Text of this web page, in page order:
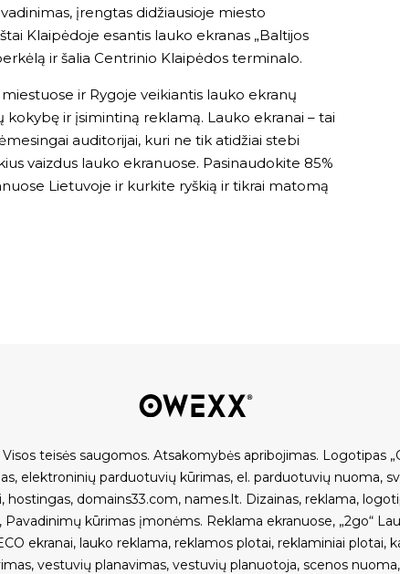
įrengtas didžiausioje miesto
Klaipėdoje esantis lauko ekranas „Baltijos
ir šalia Centrinio Klaipėdos terminalo.
ir Rygoje veikiantis lauko ekranų
kokybę ir įsimintiną reklamą. Lauko ekranai – tai
auditorijai, kuri ne tik atidžiai stebi
vaizdus lauko ekranuose. Pasinaudokite 85%
Lietuvoje ir kurkite ryškią ir tikrai matomą
Visos teisės saugomos. Atsakomybės apribojimas. Logotipas
, elektroninių parduotuvių kūrimas, el. parduotuvių nuoma,
, hostingas, domains33.com, names.lt. Dizainas, reklama,
, Pavadinimų kūrimas įmonėms. Reklama ekranuose, „2go“
ekranai, lauko reklama, reklamos plotai, reklaminiai plotai,
, vestuvių planavimas, vestuvių planuotoja, scenos nuoma,